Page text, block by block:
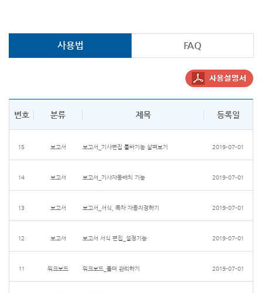
사용법 FAQ
번호 분류 제목 등록일
15 보고서 보고서_기사편집 툴바기능 살펴보기 2019-07-01
14 보고서 보고서_기사자동배치 기능 2019-07-01
13 보고서 보고서_서식, 목차 자동지정하기 2019-07-01
12 보고서 보고서 서식 편집_설정기능 2019-07-01
11 워크보드 워크보드_폴더 관리하기 2019-07-01